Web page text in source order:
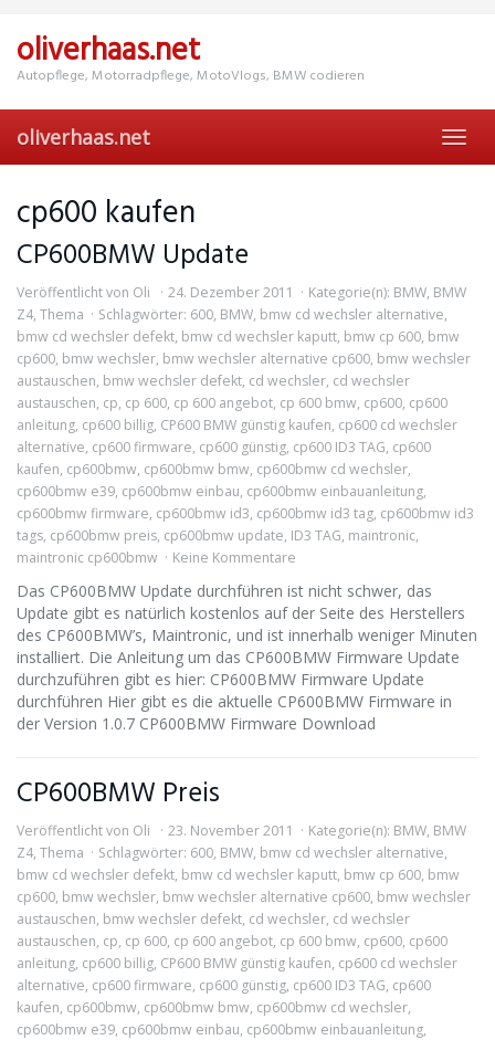
main
content
oliverhaas.net
Autopflege, Motorradpflege, MotoVlogs, BMW codieren
oliverhaas.net
cp600 kaufen
CP600BMW Update
Veröffentlicht von Oli 24. Dezember 2011 Kategorie(n): BMW, BMW
Z4, Thema Schlagwörter: 600, BMW, bmw cd wechsler alternative,
bmw cd wechsler defekt, bmw cd wechsler kaputt, bmw cp 600, bmw
cp600, bmw wechsler, bmw wechsler alternative cp600, bmw wechsler
austauschen, bmw wechsler defekt, cd wechsler, cd wechsler
austauschen, cp, cp 600, cp 600 angebot, cp 600 bmw, cp600, cp600
anleitung, cp600 billig, CP600 BMW günstig kaufen, cp600 cd wechsler
alternative, cp600 firmware, cp600 günstig, cp600 ID3 TAG, cp600
kaufen, cp600bmw, cp600bmw bmw, cp600bmw cd wechsler,
cp600bmw e39, cp600bmw einbau, cp600bmw einbauanleitung,
cp600bmw firmware, cp600bmw id3, cp600bmw id3 tag, cp600bmw id3
tags, cp600bmw preis, cp600bmw update, ID3 TAG, maintronic,
maintronic cp600bmw
Keine Kommentare
Das CP600BMW Update durchführen ist nicht schwer, das
Update gibt es natürlich kostenlos auf der Seite des Herstellers
des CP600BMW’s, Maintronic, und ist innerhalb weniger Minuten
installiert. Die Anleitung um das CP600BMW Firmware Update
durchzuführen gibt es hier: CP600BMW Firmware Update
durchführen Hier gibt es die aktuelle CP600BMW Firmware in
der Version 1.0.7 CP600BMW Firmware Download
CP600BMW Preis
Veröffentlicht von Oli 23. November 2011 Kategorie(n): BMW, BMW
Z4, Thema Schlagwörter: 600, BMW, bmw cd wechsler alternative,
bmw cd wechsler defekt, bmw cd wechsler kaputt, bmw cp 600, bmw
cp600, bmw wechsler, bmw wechsler alternative cp600, bmw wechsler
austauschen, bmw wechsler defekt, cd wechsler, cd wechsler
austauschen, cp, cp 600, cp 600 angebot, cp 600 bmw, cp600, cp600
anleitung, cp600 billig, CP600 BMW günstig kaufen, cp600 cd wechsler
alternative, cp600 firmware, cp600 günstig, cp600 ID3 TAG, cp600
kaufen, cp600bmw, cp600bmw bmw, cp600bmw cd wechsler,
cp600bmw e39, cp600bmw einbau, cp600bmw einbauanleitung,